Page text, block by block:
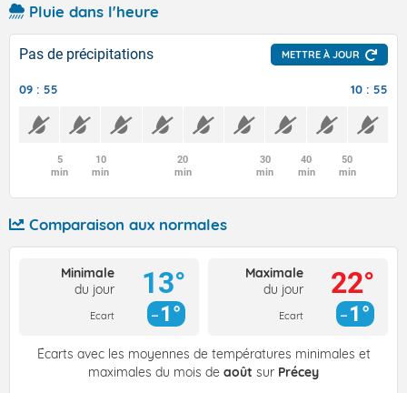
Pluie dans l'heure
Pas de précipitations METTRE À JOUR
09 : 55 10 : 55
5
min
10
min
20
min
30
min
40
min
50
min
Comparaison aux normales
Minimale
du jour
Ecart
13°
1°
Maximale
du jour
Ecart
22°
1°
Écarts avec les moyennes de températures minimales et
maximales du mois de août sur Précey